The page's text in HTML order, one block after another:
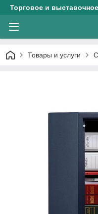
Торговое и
Товары и услуги